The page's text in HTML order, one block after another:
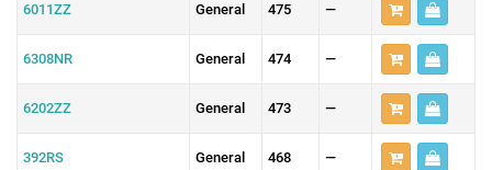
6011ZZ General 475 —
6308NR General 474 —
6202ZZ General 473 —
392RS General 468 —